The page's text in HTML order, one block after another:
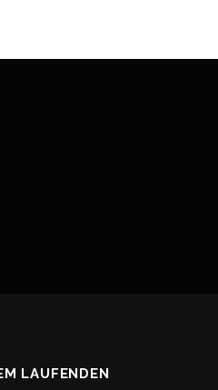
LAUFENDEN